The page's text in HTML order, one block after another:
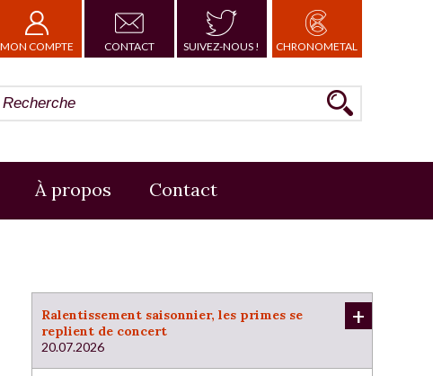
MON COMPTE CONTACT SUIVEZ-NOUS ! CHRONOMETAL
À propos Contact
Ralentissement saisonnier, les primes se
replient de concert
20.07.2026
+